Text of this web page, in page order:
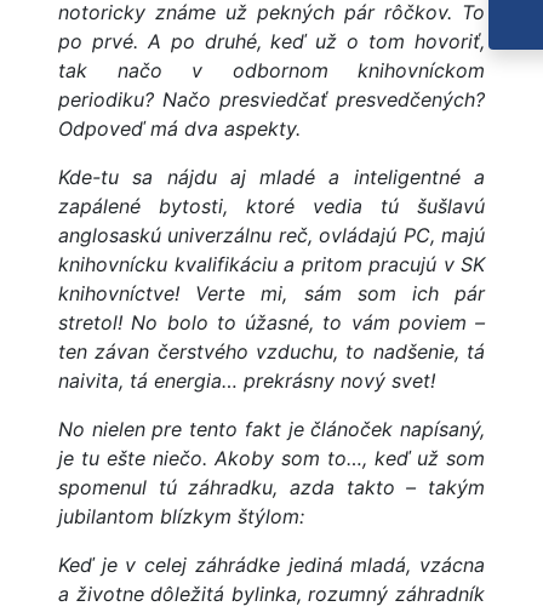
notoricky známe už pekných pár rôčkov. To
po prvé. A po druhé, keď už o tom hovoriť,
tak načo v odbornom knihovníckom
periodiku? Načo presviedčať presvedčených?
Odpoveď má dva aspekty.
Kde-tu sa nájdu aj mladé a inteligentné a
zapálené bytosti, ktoré vedia tú šušlavú
anglosaskú univerzálnu reč, ovládajú PC, majú
knihovnícku kvalifikáciu a pritom pracujú v SK
knihovníctve! Verte mi, sám som ich pár
stretol! No bolo to úžasné, to vám poviem –
ten závan čerstvého vzduchu, to nadšenie, tá
naivita, tá energia… prekrásny nový svet!
No nielen pre tento fakt je článoček napísaný,
je tu ešte niečo. Akoby som to…, keď už som
spomenul tú záhradku, azda takto – takým
jubilantom blízkym štýlom:
Keď je v celej záhrádke jediná mladá, vzácna
a životne dôležitá bylinka, rozumný záhradník